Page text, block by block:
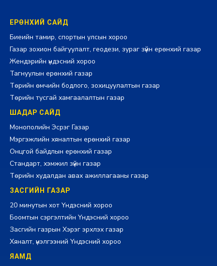
ЕРӨНХИЙ САЙД
Биеийн тамир, спортын улсын хороо
Газар зохион байгуулалт, геодези, зураг зүйн ерөнхий газар
Жендэрийн үндэсний хороо
Тагнуулын ерөнхий газар
Төрийн өмчийн бодлого, зохицуулалтын газар
Төрийн тусгай хамгаалалтын газар
ШАДАР САЙД
Монополийн Эсрэг Газар
Мэргэжлийн хяналтын ерөнхий газар
Онцгой байдлын ерөнхий газар
Стандарт, хэмжил зүйн газар
Төрийн худалдан авах ажиллагааны газар
ЗАСГИЙН ГАЗАР
20 минутын хот Үндэсний хороо
Боомтын сэргэлтийн Үндэсний хороо
Засгийн газрын Хэрэг эрхлэх газар
Хяналт, үнэлгээний Үндэсний хороо
ЯАМД